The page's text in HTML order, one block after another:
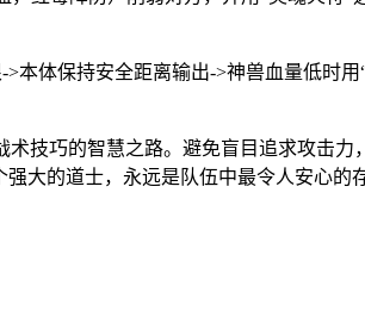
本体保持安全距离输出->神兽血量低时
技巧的智慧之路。避免盲目追求攻击力
大的道士，永远是队伍中最令人安心的